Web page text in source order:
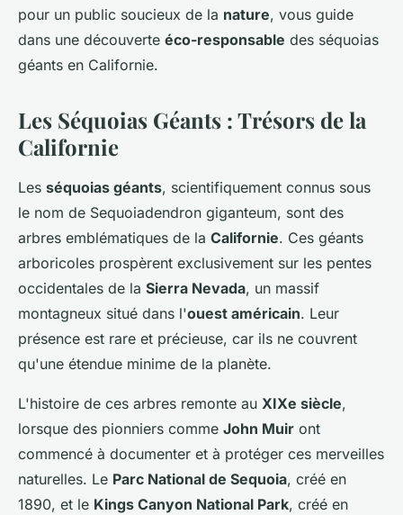
pour un public soucieux de la nature, vous guide
dans une découverte éco-responsable des séquoias
géants en Californie.
Les Séquoias Géants : Trésors de la
Californie
Les séquoias géants, scientifiquement connus sous
le nom de Sequoiadendron giganteum, sont des
arbres emblématiques de la Californie. Ces géants
arboricoles prospèrent exclusivement sur les pentes
occidentales de la Sierra Nevada, un massif
montagneux situé dans l'ouest américain. Leur
présence est rare et précieuse, car ils ne couvrent
qu'une étendue minime de la planète.
L'histoire de ces arbres remonte au XIXe siècle,
lorsque des pionniers comme John Muir ont
commencé à documenter et à protéger ces merveilles
naturelles. Le Parc National de Sequoia, créé en
1890, et le Kings Canyon National Park, créé en